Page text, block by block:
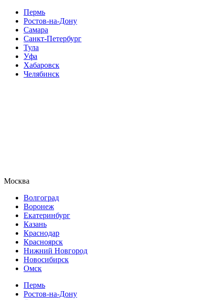
Пермь
Ростов-на-Дону
Самара
Санкт-Петербург
Тула
Уфа
Хабаровск
Челябинск
Москва
Волгоград
Воронеж
Екатеринбург
Казань
Краснодар
Красноярск
Нижний Новгород
Новосибирск
Омск
Пермь
Ростов-на-Дону